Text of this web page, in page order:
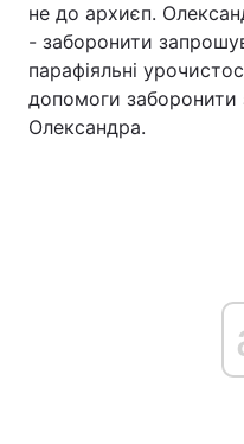
не до архиєп.
- заборонити
парафіяльні
допомоги заборонити
Олександра.